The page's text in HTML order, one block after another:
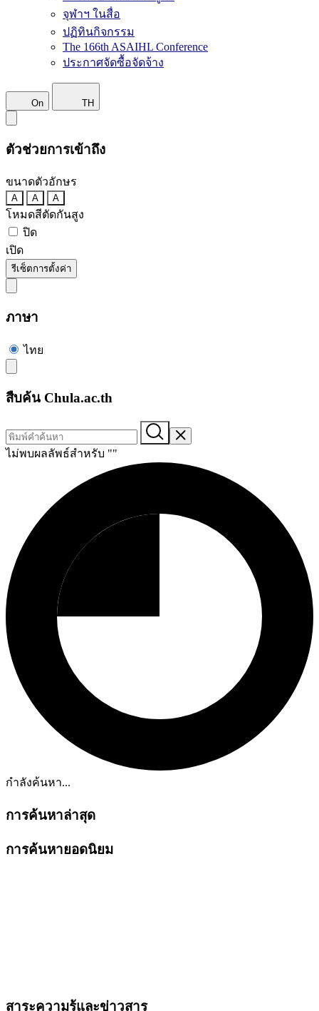
จุฬาฯ ในสื่อ
ปฏิทินกิจกรรม
The 166th ASAIHL Conference
ประกาศจัดซื้อจัดจ้าง
On TH
ตัวช่วยการเข้าถึง
ขนาดตัวอักษร
A A A
โหมดสีตัดกันสูง
ปิด
เปิด
รีเซ็ตการตั้งค่า
ภาษา
ไทย
สืบค้น Chula.ac.th
ไม่พบผลลัพธ์สำหรับ ""
กำลังค้นหา...
การค้นหาล่าสุด
การค้นหายอดนิยม
สาระความรู้และข่าวสาร